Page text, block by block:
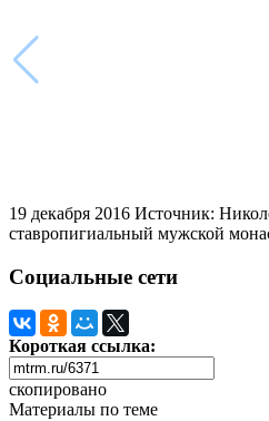
19 декабря 2016 Источник:
ставропигиальный мужской
Социальные сети
Короткая ссылка:
скопировано
Материалы по теме